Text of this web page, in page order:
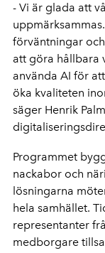
- Vi är glada att
förväntningar
att göra hållbara
använda AI för
öka kvaliteten
säger Henrik
Programmet
nackabor och
lösningarna
hela samhället.
representanter
medborgare